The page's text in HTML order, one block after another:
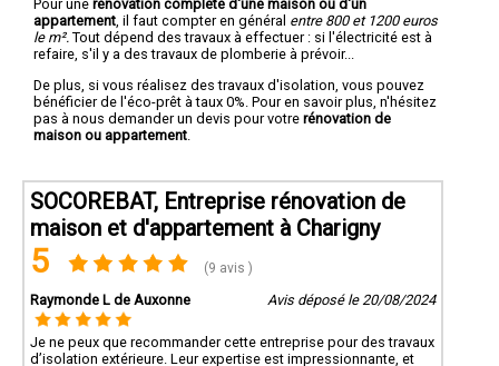
Pour une rénovation complête d'une maison ou d'un
appartement , il faut compter en général entre 800 et 1200 euros
le m². Tout dépend des travaux à effectuer : si l'électricité est à
refaire, s'il y a des travaux de plomberie à prévoir...
De plus, si vous réalisez des travaux d'isolation, vous pouvez
bénéficier de l'éco-prêt à taux 0%. Pour en savoir plus, n'hésitez
pas à nous demander un devis pour votre rénovation de
maison ou appartement
SOCOREBAT, Entreprise rénovation de
maison et d'appartement à Charigny
5 (9 avis )
Raymonde L de Auxonne Avis déposé le 20/08/2024
Je ne peux que recommander cette entreprise pour des travaux
d’isolation extérieure. Leur expertise est impressionnante, et